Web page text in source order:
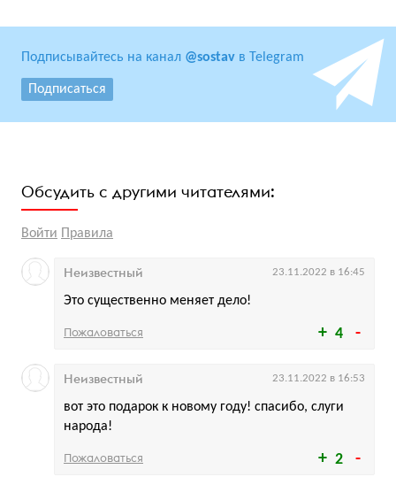
Подписывайтесь на канал @sostav в Telegram
Подписаться
Обсудить с другими читателями:
Войти Правила
4
Это существенно меняет дело!
Неизвестный 23.11.2022 в 16:45
Пожаловаться
2
вот это подарок к новому году! спасибо, слуги
народа!
Неизвестный 23.11.2022 в 16:53
Пожаловаться